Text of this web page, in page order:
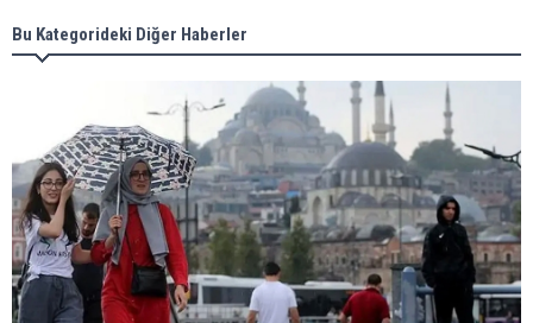
Meral Akşener ile Müsavat Dervişoğlu cenazede
görüntülendi
29 Mayıs okullar tatil mi?
Bilim kurgu gerçekleşiyor... Dondurulmuş
insanları hayata döndürecek keşif
Bu Kategorideki Diğer Haberler